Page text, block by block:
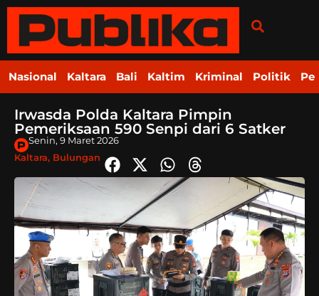
Nasional Kaltara Bali Kaltim Kriminal Politik
Irwasda Polda Kaltara Pimpin
Pemeriksaan 590 Senpi dari 6 Satker
Senin, 9 Maret 2026
Kaltara, Bulungan